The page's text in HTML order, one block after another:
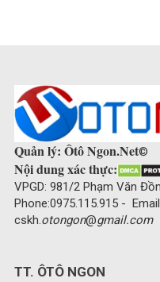
Quản lý: Ôtô Ngon.Net©
Nội dung xác thực:
VPGD: 981/2 Phạm Văn
Phone:0975.115.915 -
cskh.otongon@gmail.com
TT. ÔTÔ NGON